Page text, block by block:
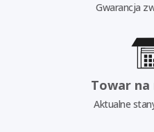
Gwarancja
Towar na
Aktualne